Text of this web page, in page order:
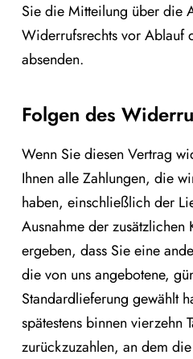
Sie die Mitteilung über die
Widerrufsrechts vor Ablauf
absenden.
Folgen des
Wenn Sie diesen Vertrag
Ihnen alle Zahlungen, die
haben, einschließlich der
Ausnahme der zusätzlichen
ergeben, dass Sie eine
die von uns angebotene,
Standardlieferung gewählt
spätestens binnen vierzehn
zurückzuzahlen, an dem